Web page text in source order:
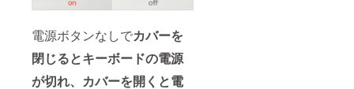
電源ボタンなしでカバーを
閉じるとキーボードの電源
が切れ、カバーを開くと電